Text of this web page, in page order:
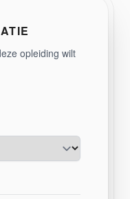
opleiding wilt